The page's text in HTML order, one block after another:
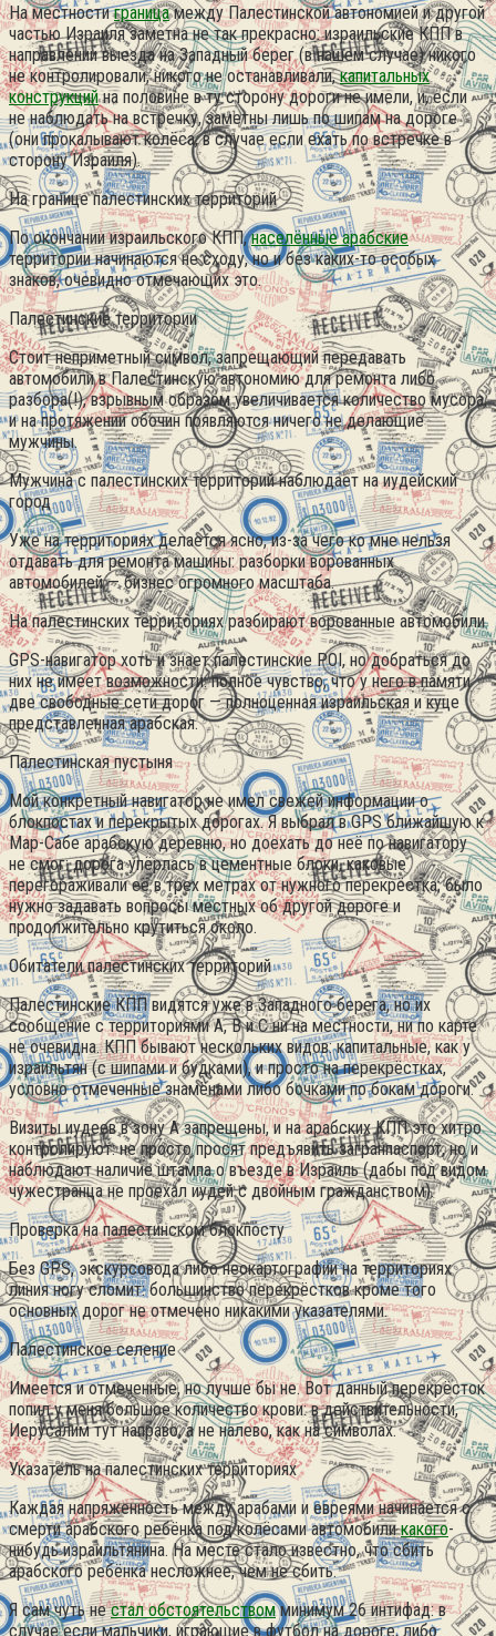
На местностиграницамежду Палестинской автономией и другой
частью Израиля заметна не так прекрасно: израильские КПП в
направлении выезда на Западный берег (в нашем случае) никого
не контролировали, никого не останавливали,капитальных
конструкцийна половине в ту сторону дороги не имели, и, если
не наблюдать на встречку, заметны лишь по шипам на дороге
(они прокалывают колёса, в случае если ехать по встречке в
сторону Израиля).
На границе палестинских территорий
По окончании израильского КПП,населённые арабские
территории начинаются не сходу, но и без каких-то особых
знаков, очевидно отмечающих это.
Палестинские территории
Стоит неприметный символ, запрещающий передавать
автомобили в Палестинскую автономию для ремонта либо
разбора(!), взрывным образом увеличивается количество мусора,
и на протяжении обочин появляются ничего не делающие
мужчины.
Мужчина с палестинских территорий наблюдает на иудейский
город
Уже на территориях делается ясно, из-за чего ко мне нельзя
отдавать для ремонта машины: разборки ворованных
автомобилей — бизнес огромного масштаба.
На палестинских территориях разбирают ворованные автомобили
GPS-навигатор хоть и знает палестинские POI, но добраться до
них не имеет возможности: полное чувство, что у него в памяти
две свободные сети дорог — полноценная израильская и куце
представленная арабская.
Палестинская пустыня
Мой конкретный навигатор не имел свежей информации о
блокпостах и перекрытых дорогах. Я выбрал в GPS ближайшую к
Мар-Сабе арабскую деревню, но доехать до неё по навигатору
не смог: дорога упёрлась в цементные блоки, каковые
перегораживали её в трех метрах от нужного перекрёстка; было
нужно задавать вопросы местных об другой дороге и
продолжительно крутиться около.
Обитатели палестинских территорий
Палестинские КПП видятся уже в Западного берега, но их
сообщение с территориями A, B и С ни на местности, ни по карте
не очевидна. КПП бывают нескольких видов: капитальные, как у
израильтян (с шипами и будками), и просто на перекрёстках,
условно отмеченные знамёнами либо бочками по бокам дороги.
Визиты иудеев в зону А запрещены, и на арабских КПП это хитро
контролируют: не просто просят предъявить загранпаспорт, но и
наблюдают наличие штампа о въезде в Израиль (дабы под видом
чужестранца не проехал иудей с двойным гражданством).
Проверка на палестинском блокпосту
Без GPS, экскурсовода либо неокартографии на территориях
линия ногу сломит: большинство перекрёстков кроме того
основных дорог не отмечено никакими указателями.
Палестинское селение
Имеется и отмеченные, но лучше бы не. Вот данный перекрёсток
попил у меня большое количество крови: в действительности,
Иерусалим тут направо, а не налево, как на символах.
Указатель на палестинских территориях
Каждая напряженность между арабами и евреями начинается с
смерти арабского ребёнка под колёсами автомобиликакого-
нибудь израильтянина. На месте стало известно, что сбить
арабского ребёнка несложнее, чем не сбить.
Я сам чуть нестал обстоятельствомминимум 26 интифад: в
случае если мальчики, играющие в футбол на дороге, либо